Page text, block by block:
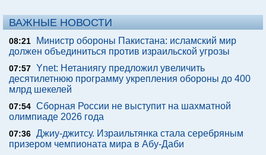
ВАЖНЫЕ НОВОСТИ
08:21
Министр обороны Пакистана: исламский мир
должен объединиться против израильской угрозы
07:57 Ynet: Нетаниягу предложил увеличить
десятилетнюю программу укрепления обороны до 400
млрд шекелей
07:54 Сборная России не выступит на шахматной
олимпиаде 2026 года
07:36 Джиу-джитсу. Израильтянка стала серебряным
призером чемпионата мира в Абу-Даби